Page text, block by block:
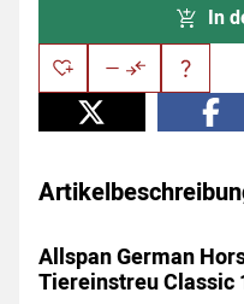
In
Allspan German
Tiereinstreu Classic